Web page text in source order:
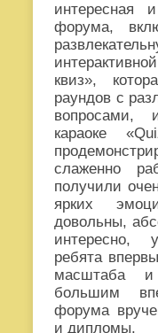
интересная
форума,
квиз»,
раундов с
вопросами,
караоке
слаженно
получили
ярких
довольны,
интересно,
ребята
масштаба
большим
форума
и дипломы.